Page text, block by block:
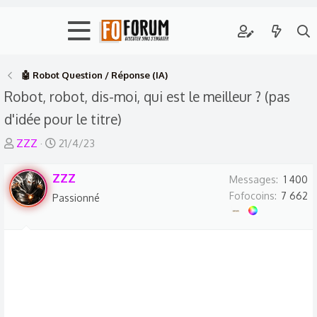
🤖 Robot Question / Réponse (IA)
Robot, robot, dis-moi, qui est le meilleur ? (pas
d'idée pour le titre)
A
t
e
u
ZZZ
D
t
e
21/4/23
ZZZ
Passionné
Messages
1 400
Fofocoins
7 662